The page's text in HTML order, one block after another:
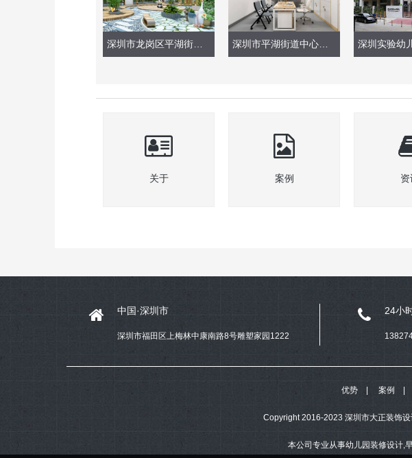
深圳市龙岗区平湖街道中心幼儿园（天台改造） 深圳市平湖街道中心幼儿园（室内设计改造）
关于 案例 资
中国·深圳市
深圳市福田区上梅林中康南路8号雕塑家园1222
24小
优势 案例
Copyright 2016-2023 深圳市大正装饰
本公司专业从事幼儿园装修设计,